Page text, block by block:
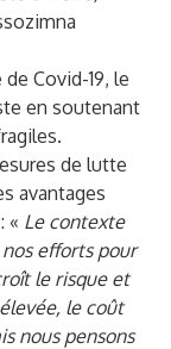
Covid-19, le
en soutenant
de lutte
avantages
« Le contexte
efforts pour
le risque et
le coût
nous pensons